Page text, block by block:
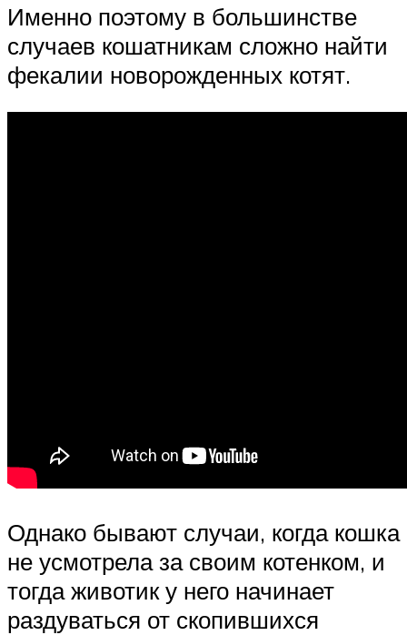
Именно поэтому в большинстве
случаев кошатникам сложно найти
фекалии новорожденных котят.
Однако бывают случаи, когда кошка
не усмотрела за своим котенком, и
тогда животик у него начинает
раздуваться от скопившихся